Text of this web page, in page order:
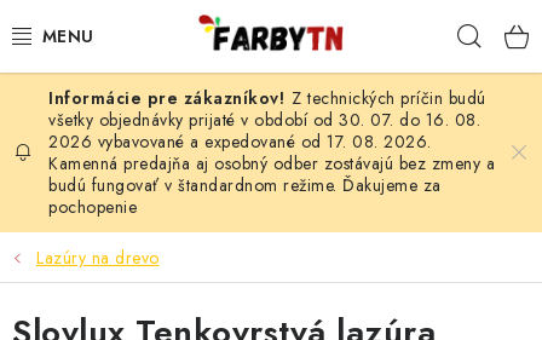
na
FARBY A LAKY
STAVEBNÁ CHÉMIA
MALIARSKE POTREBY
Z technických príčin budú
všetky objednávky prijaté v období od 30. 07. do 16. 08.
2026 vybavované a expedované od 17. 08. 2026.
Kamenná predajňa aj osobný odber zostávajú bez zmeny a
budú fungovať v štandardnom režime. Ďakujeme za
pochopenie
Lazúry na drevo